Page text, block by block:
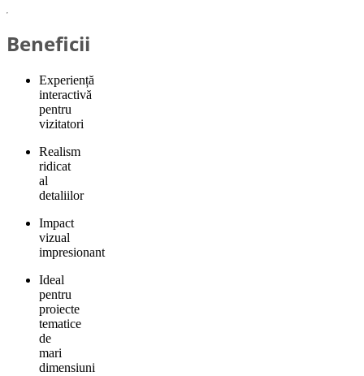
Beneficii
Experiență
interactivă
pentru
vizitatori
Realism
ridicat
al
detaliilor
Impact
vizual
impresionant
Ideal
pentru
proiecte
tematice
de
mari
dimensiuni